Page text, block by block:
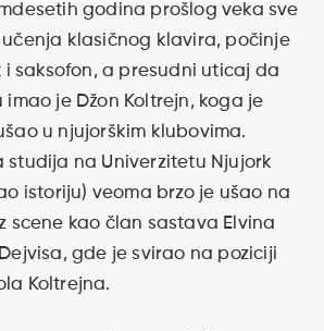
godina prošlog veka sve
učenja klasičnog klavira, počinje
saksofon, a presudni uticaj da
imao je Džon Koltrejn, koga je
u njujorškim klubovima.
studija na Univerzitetu Njujork
istoriju) veoma brzo je ušao na
scene kao član sastava Elvina
gde je svirao na poziciji
Koltrejna.